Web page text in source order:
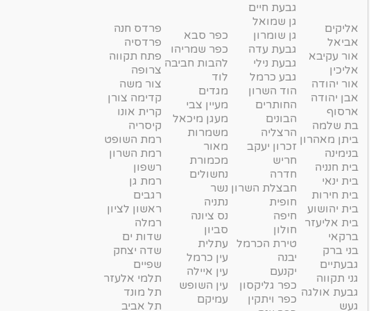
אליקים
אביאל
אור עקיבא
אליכין
אור יהודה
אבן יהודה
ארסוף
בת שלמה
ביתן מאהרון
בנימינה
בית חנניה
בית ינאי
בית חירות
בית יהושוע
בית אליעזר
ברקאי
בני ברק
גבעתיים
גני תקווה
גבעת אולגה
געש
גבעת חיים
גן שמואל
גן שומרון
גבעת עדה
גבעת נילי
גבע כרמל
הוד השרון
החותרים
הבונים
הרצליה
זכרון יעקב
חריש
חדרה
חבצלת השרון
חופית
חיפה
חולון
טירת הכרמל
יבנה
יקנעם
כפר גליקסון
כפר ויתקין
כפר סבא
כפר שמריהו
להבות חביבה
לוד
מגדים
מעיין צבי
מעגן מיכאל
משמרות
מאור
מכמורת
נחשולים
נשר
נתניה
נס ציונה
סביון
עתלית
עין כרמל
עין איילה
עין השופש
עמיקם
פרדס חנה
פרדסיה
פתח תקווה
צרופה
צור משה
קדימה צורן
קרית אונו
קיסריה
רמת השופט
רמת השרון
רשפון
רמת גן
רגבים
ראשון לציון
רמלה
שדות ים
שדה יצחק
שפיים
תלמי אלעזר
תל מונד
תל אביב